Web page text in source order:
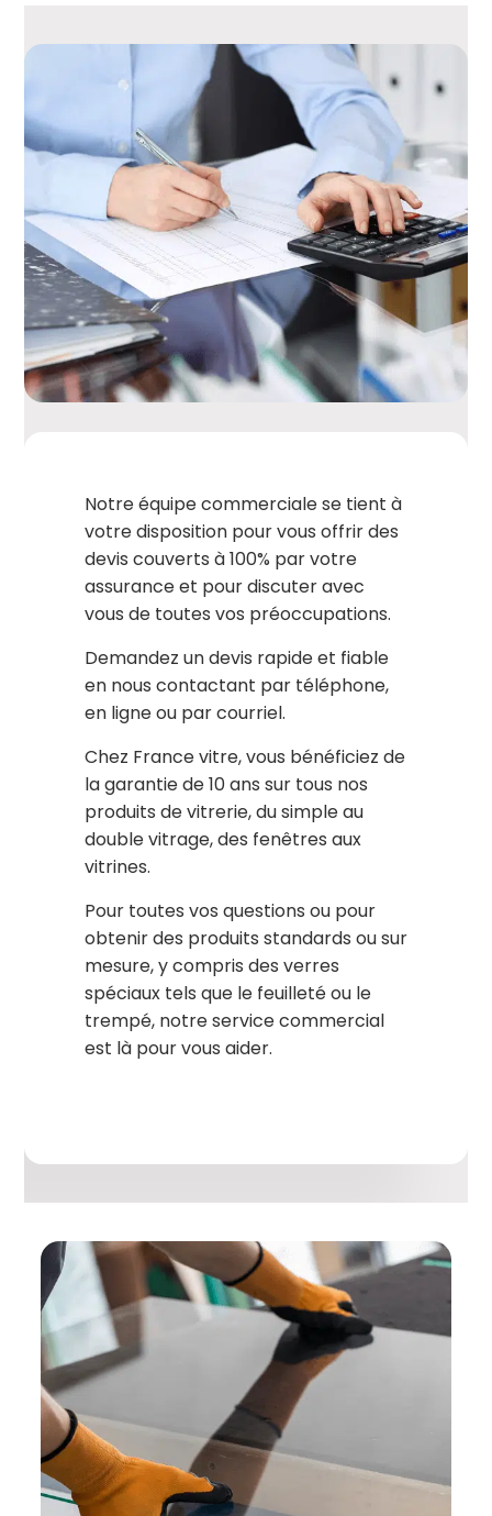
Notre équipe commerciale se tient à
votre disposition pour vous offrir des
devis couverts à 100% par votre
assurance et pour discuter avec
vous de toutes vos préoccupations.
Demandez un devis rapide et fiable
en nous contactant par téléphone,
en ligne ou par courriel.
Chez France vitre, vous bénéficiez de
la garantie de 10 ans sur tous nos
produits de vitrerie, du simple au
double vitrage, des fenêtres aux
vitrines.
Pour toutes vos questions ou pour
obtenir des produits standards ou sur
mesure, y compris des verres
spéciaux tels que le feuilleté ou le
trempé, notre service commercial
est là pour vous aider.